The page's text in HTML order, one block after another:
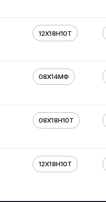
12Х18Н10Т
08Х14МФ
08Х18Н10Т
12Х18Н10Т